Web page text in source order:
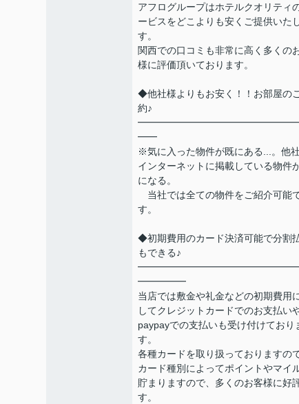
アフログループはホテルクオリティ
ービスをどこよりも安くご提供いた
す。
関西での口コミも非常に高く多くの
様に評価頂いております。
◆他社様よりもお安く！！お部屋の
約♪
━━
※気に入った物件が既にある...。他
インターネットに掲載している物件
になる。
当社では全ての物件をご紹介可能
す。
◆初期費用のカード決済可能で分割
もできる♪
━━━━━
当店では敷金や礼金などの初期費用
してクレジットカードでのお支払い
paypayでの支払いも受け付けており
す。
各種カードを取り扱っておりますので
カード種別によってポイントやマイ
貯まりますので、多くのお客様に好
す。